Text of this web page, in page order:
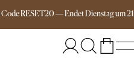
Code RESET20—EndetDienstagum
ab 149€